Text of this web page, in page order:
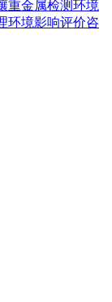
重金属检测环境
环境影响评价咨